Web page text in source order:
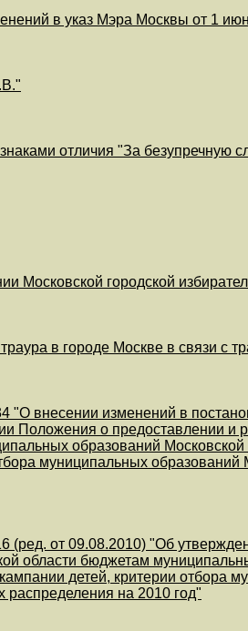
в указ Мэра Москвы от 1
отличия "За безупречную
городской
в городе Москве в связи с
"О внесении изменений в
Положения о предоставлении и
образований
муниципальных образований
(ред. от 09.08.2010) "Об
области бюджетам
детей, критерии отбора
распределения на 2010 год"